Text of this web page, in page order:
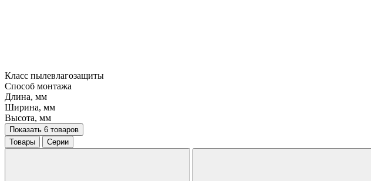
Класс пылевлагозащиты
Способ монтажа
Длина, мм
Ширина, мм
Высота, мм
Показать 6 товаров
Товары
Серии